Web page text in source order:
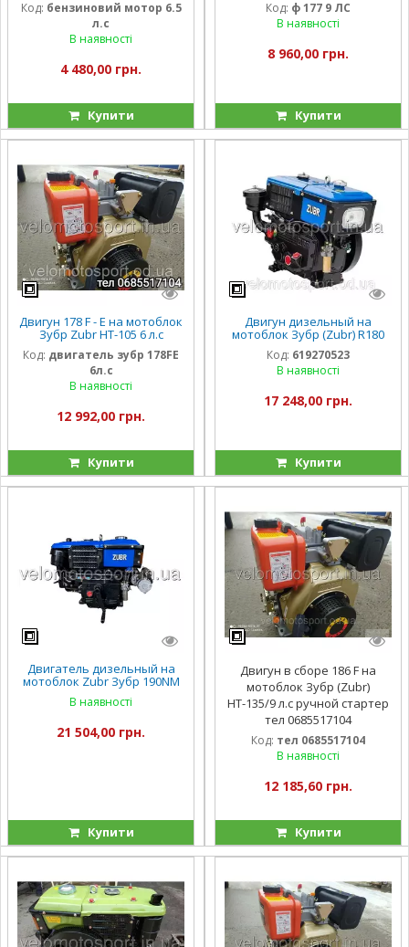
Код: бензиновий мотор 6.5
л.с
В наявності
4 480,00 грн.
Купити
Код: ф 177 9 ЛС
В наявності
8 960,00 грн.
Купити
Двигун 178 F - Е на мотоблок
Зубр Zubr НТ-105 6 л.с
электростартер.
Код: двигатель зубр 178FE
6л.с
В наявності
12 992,00 грн.
Купити
Двигун дизельный на
мотоблок Зубр (Zubr) R180
ручной стартер ( 8 л.с)
Код: 619270523
В наявності
17 248,00 грн.
Купити
Двигатель дизельный на
мотоблок Zubr Зубр 190NM
10 л. с. электростартер
В наявності
21 504,00 грн.
Купити
Двигун в сборе 186 F на
мотоблок Зубр (Zubr)
НТ-135/9 л.с ручной стартер
тел 0685517104
Код: тел 0685517104
В наявності
12 185,60 грн.
Купити